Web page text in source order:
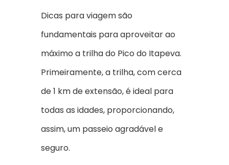
Dicas para viagem são
fundamentais para aproveitar ao
máximo a trilha do Pico do Itapeva.
Primeiramente, a trilha, com cerca
de 1 km de extensão, é ideal para
todas as idades, proporcionando,
assim, um passeio agradável e
seguro.